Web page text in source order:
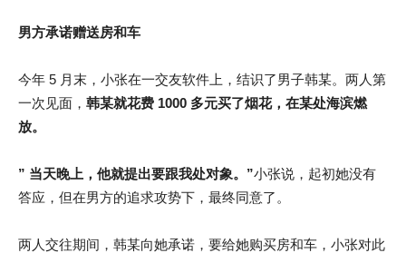
男方承诺赠送房和车
今年 5 月末，小张在一交友软件上，结识了男子韩某。两人第
一次见面， 韩某就花费 1000 多元买了烟花，在某处海滨燃
放。
” 当天晚上，他就提出要跟我处对象。”小张说，起初她没有
答应，但在男方的追求攻势下，最终同意了。
两人交往期间，韩某向她承诺，要给她购买房和车，小张对此